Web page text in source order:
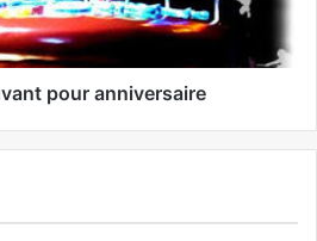
pour anniversaire